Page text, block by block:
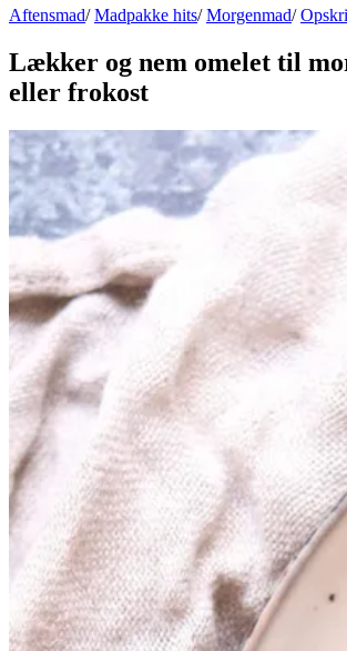
Aftensmad/ Madpakke hits/ Morgenmad/
Lækker og nem omelet til
eller frokost